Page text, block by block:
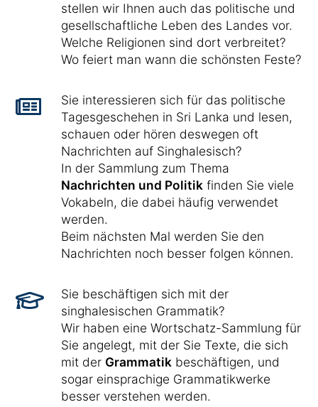
stellen wir Ihnen auch das politische und
gesellschaftliche Leben des Landes vor.
Welche Religionen sind dort verbreitet?
Wo feiert man wann die schönsten Feste?
Sie interessieren sich für das politische
Tagesgeschehen in Sri Lanka und lesen,
schauen oder hören deswegen oft
Nachrichten auf Singhalesisch?
In der Sammlung zum Thema
Nachrichten und Politik finden Sie viele
Vokabeln, die dabei häufig verwendet
werden.
Beim nächsten Mal werden Sie den
Nachrichten noch besser folgen können.
Sie beschäftigen sich mit der
singhalesischen Grammatik?
Wir haben eine Wortschatz-Sammlung für
Sie angelegt, mit der Sie Texte, die sich
mit der Grammatik beschäftigen, und
sogar einsprachige Grammatikwerke
besser verstehen werden.